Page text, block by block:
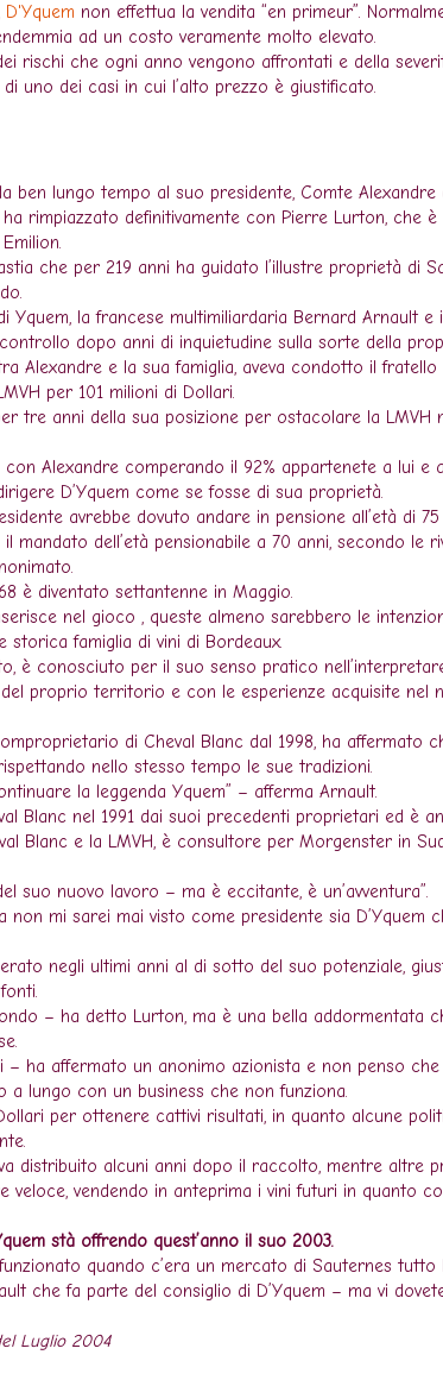
D'Yquem non effettua la vendita “en primeur”.
ad un costo veramente molto elevato.
rischi che ogni anno vengono affrontati e della
uno dei casi in cui l’alto prezzo è giustificato.
ben lungo tempo al suo presidente, Comte Alexandre
rimpiazzato definitivamente con Pierre Lurton, che è
che per 219 anni ha guidato l’illustre proprietà di
Yquem, la francese multimiliardaria Bernard Arnault
dopo anni di inquietudine sulla sorte della
Alexandre e la sua famiglia, aveva condotto il
per 101 milioni di Dollari.
tre anni della sua posizione per ostacolare la LMVH
Alexandre comperando il 92% appartenete a lui e
D’Yquem come se fosse di sua proprietà.
avrebbe dovuto andare in pensione all’età di 75
mandato dell’età pensionabile a 70 anni, secondo le
è diventato settantenne in Maggio.
nel gioco , queste almeno sarebbero le
famiglia di vini di Bordeaux.
è conosciuto per il suo senso pratico
proprio territorio e con le esperienze acquisite nel
di Cheval Blanc dal 1998, ha affermato
nello stesso tempo le sue tradizioni.
la leggenda Yquem” – afferma Arnault.
Blanc nel 1991 dai suoi precedenti proprietari ed è
Blanc e la LMVH, è consultore per Morgenster in
suo nuovo lavoro – ma è eccitante, è un’avventura”.
mi sarei mai visto come presidente sia D’Yquem
negli ultimi anni al di sotto del suo potenziale,
– ha detto Lurton, ma è una bella addormentata
– ha affermato un anonimo azionista e non penso
lungo con un business che non funziona.
per ottenere cattivi risultati, in quanto alcune
distribuito alcuni anni dopo il raccolto, mentre altre
veloce, vendendo in anteprima i vini futuri in quanto
stà offrendo quest’anno il suo 2003.
quando c’era un mercato di Sauternes tutto
che fa parte del consiglio di D’Yquem – ma vi
Luglio 2004